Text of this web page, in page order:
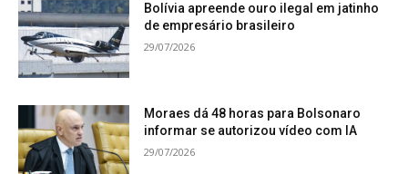
Bolívia apreende ouro ilegal em jatinho
de empresário brasileiro
29/07/2026
Moraes dá 48 horas para Bolsonaro
informar se autorizou vídeo com IA
29/07/2026